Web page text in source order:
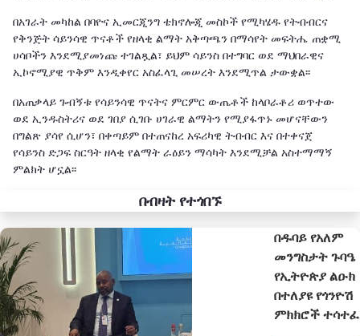
በአገራት መካከል በባዮና ኢመርጂንግ ቴክኖሎጂ መስኮች የሚካሄዱ የትብብርና
የቅንጅት ሳይንሳዊ ጥናቶች የዘላቂ ልማት አቅጣጫን በማሳየት መፍትሔ ጠቋሚ
ሀሳቦችን እንደሚያመነጩ ተገልጿል፣ ይህም ሳይንስ በተግባር ወደ ማህበራዊና
ኢኮኖሚያዊ ጥቅም እንዲቀየር አስፈላጊ መሠረት እንደሚጥል ታውቋል፡፡
በአጠቃላይ ጉብኝቱ የሳይንሳዊ ጥናትና ምርምር ውጤቶች ከላቦራቶሪ ወጥተው
ወደ ኢንዱስትሪና ወደ ገበያ ሲገቡ ሀገራዊ ልማትን የሚያፋጥኑ መሆናቸውን
በግልጽ ያሳየ ሲሆን፣ በቀጣይም በተጠናከረ አፍሪካዊ ትብብር እና በተቀናጀ
የሳይንስ ድጋፍ ስርዓት ዘላቂ የልማት ራዕይን ማሳካት እንደሚቻል አስተማማኝ
ምልክት ሆኗል፡፡
በብዛት የተጎበኙ
በዱባይ የአለም
መንግስታት ጉባዔ
የኢትዮጵያ ልዑክ
በተለያዩ የጎንዮሽ
ምክክሮች ተሳተፈ